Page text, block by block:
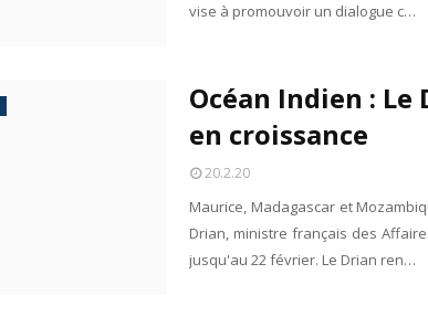
vise à promouvoir un dialogue c…
Océan Indien :
en croissance
20.2.20
Maurice, Madagascar et
Drian, ministre français des
jusqu'au 22 février. Le Drian ren…